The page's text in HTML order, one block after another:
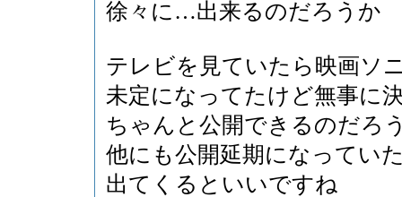
徐々に…出来るのだろうか
テレビを見ていたら映画ソ
未定になってたけど無事に
ちゃんと公開できるのだろ
他にも公開延期になってい
出てくるといいですね